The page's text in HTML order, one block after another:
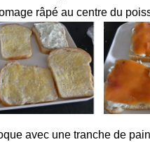
râpé au centre du
avec une tranche de